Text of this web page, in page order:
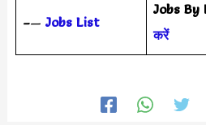
–— Jobs List
Jobs By
करें